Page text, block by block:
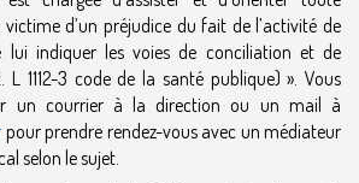
victime d’un préjudice du fait de l’activité de
lui indiquer les voies de conciliation et de
L 1112-3 code de la santé publique) ». Vous
un courrier à la direction ou un mail à
pour prendre rendez-vous avec un médiateur
selon le sujet.